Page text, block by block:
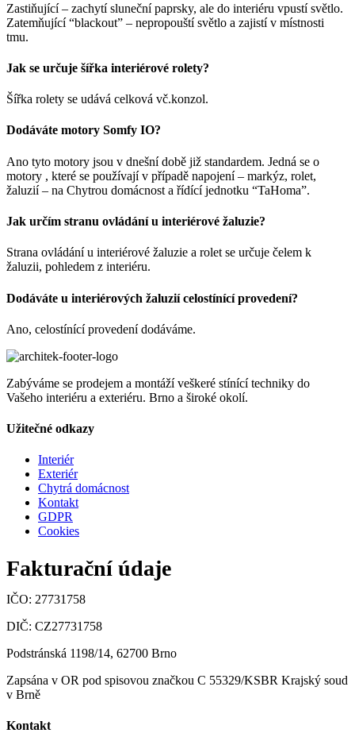
Zastiňující – zachytí sluneční paprsky, ale do interiéru vpustí světlo.
Zatemňující “blackout” – nepropouští světlo a zajistí v místnosti
tmu.
Jak se určuje šířka interiérové rolety?
Šířka rolety se udává celková vč.konzol.
Dodáváte motory Somfy IO?
Ano tyto motory jsou v dnešní době již standardem. Jedná se o
motory , které se používají v případě napojení – markýz, rolet,
žaluzií – na Chytrou domácnost a řídící jednotku “TaHoma”.
Jak určím stranu ovládání u interiérové žaluzie?
Strana ovládání u interiérové žaluzie a rolet se určuje čelem k
žaluzii, pohledem z interiéru.
Dodáváte u interiérových žaluzií celostínící provedení?
Ano, celostínící provedení dodáváme.
Zabýváme se prodejem a montáží veškeré stínící techniky do
Vašeho interiéru a exteriéru. Brno a široké okolí.
Užitečné odkazy
Interiér
Exteriér
Chytrá domácnost
Kontakt
GDPR
Cookies
Fakturační údaje
IČO: 27731758
DIČ: CZ27731758
Podstránská 1198/14, 62700 Brno
Zapsána v OR pod spisovou značkou C 55329/KSBR Krajský soud
v Brně
Kontakt